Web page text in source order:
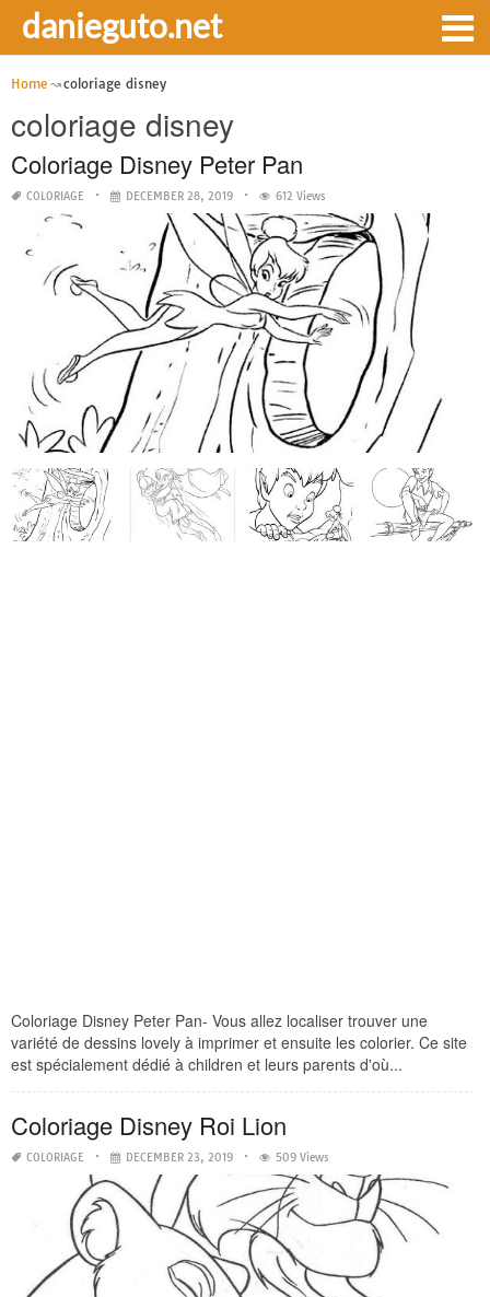
danieguto.net
Home coloriage disney
coloriage disney
Coloriage Disney Peter Pan
COLORIAGE DECEMBER 28, 2019 612 Views
Coloriage Disney Peter Pan- Vous allez localiser trouver une
variété de dessins lovely à imprimer et ensuite les colorier. Ce site
est spécialement dédié à children et leurs parents d'où...
Coloriage Disney Roi Lion
COLORIAGE DECEMBER 23, 2019 509 Views